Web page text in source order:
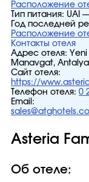
Расположение
Тип питания: UAI
Год последней
Расположение
Контакты отеля
Адрес отеля: Yeni
Manavgat, Antalya/
Сайт отеля:
https://
Телефон отеля: 0
Email:
Asteria
Об отеле: